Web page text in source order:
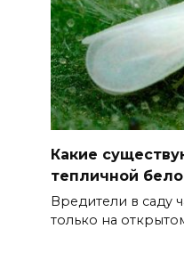
Какие
тепличной
Вредители в саду
только на